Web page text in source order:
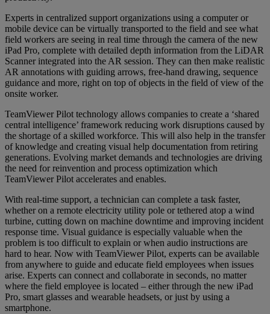
Experts in centralized support organizations using a computer or
mobile device can be virtually transported to the field and see what
field workers are seeing in real time through the camera of the new
iPad Pro, complete with detailed depth information from the LiDAR
Scanner integrated into the AR session. They can then make realistic
AR annotations with guiding arrows, free-hand drawing, sequence
guidance and more, right on top of objects in the field of view of the
onsite worker.
TeamViewer Pilot technology allows companies to create a ‘shared
central intelligence’ framework reducing work disruptions caused by
the shortage of a skilled workforce. This will also help in the transfer
of knowledge and creating visual help documentation from retiring
generations. Evolving market demands and technologies are driving
the need for reinvention and process optimization which
TeamViewer Pilot accelerates and enables.
With real-time support, a technician can complete a task faster,
whether on a remote electricity utility pole or tethered atop a wind
turbine, cutting down on machine downtime and improving incident
response time. Visual guidance is especially valuable when the
problem is too difficult to explain or when audio instructions are
hard to hear. Now with TeamViewer Pilot, experts can be available
from anywhere to guide and educate field employees when issues
arise. Experts can connect and collaborate in seconds, no matter
where the field employee is located – either through the new iPad
Pro, smart glasses and wearable headsets, or just by using a
smartphone.